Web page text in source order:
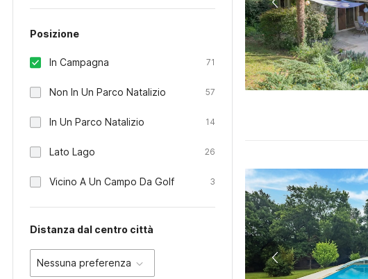
Posizione
In Campagna 71
Non In Un Parco Natalizio 57
In Un Parco Natalizio 14
Lato Lago 26
Vicino A Un Campo Da Golf 3
Distanza dal centro città
Nessuna preferenza